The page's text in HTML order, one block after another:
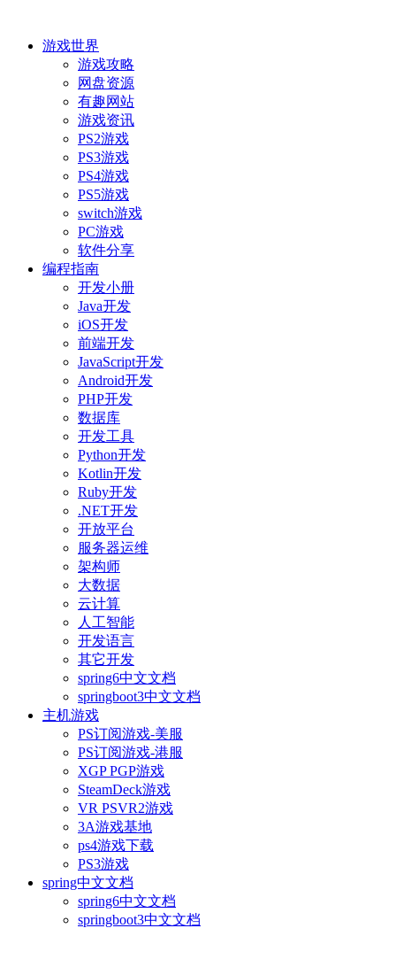
游戏世界
游戏攻略
网盘资源
有趣网站
游戏资讯
PS2游戏
PS3游戏
PS4游戏
PS5游戏
switch游戏
PC游戏
软件分享
编程指南
开发小册
Java开发
iOS开发
前端开发
JavaScript开发
Android开发
PHP开发
数据库
开发工具
Python开发
Kotlin开发
Ruby开发
.NET开发
开放平台
服务器运维
架构师
大数据
云计算
人工智能
开发语言
其它开发
spring6中文文档
springboot3中文文档
主机游戏
PS订阅游戏-美服
PS订阅游戏-港服
XGP PGP游戏
SteamDeck游戏
VR PSVR2游戏
3A游戏基地
ps4游戏下载
PS3游戏
spring中文文档
spring6中文文档
springboot3中文文档